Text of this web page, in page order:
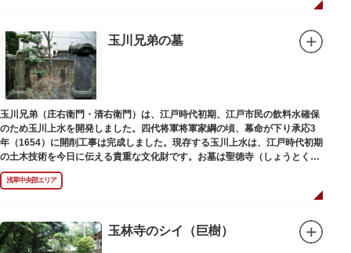
玉川兄弟の墓
玉川兄弟（庄右衛門・清右衛門）は、江戸時代初期、江戸市民の飲料水確保
のため玉川上水を開発しました。四代将軍将軍家綱の頃、幕命が下り承応3
年（1654）に開削工事は完成しました。現存する玉川上水は、江戸時代初期
の土木技術を今日に伝える貴重な文化財です。お墓は聖徳寺（しょうとく
じ）にあります。
浅草中央部エリア
玉林寺のシイ（巨樹）